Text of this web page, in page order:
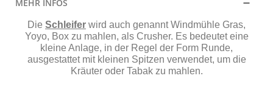
MEHR INFOS
Die Schleifer wird auch genannt Windmühle Gras,
Yoyo, Box zu mahlen, als Crusher. Es bedeutet eine
kleine Anlage, in der Regel der Form Runde,
ausgestattet mit kleinen Spitzen verwendet, um die
Kräuter oder Tabak zu mahlen.